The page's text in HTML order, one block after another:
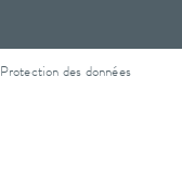
Protection des données